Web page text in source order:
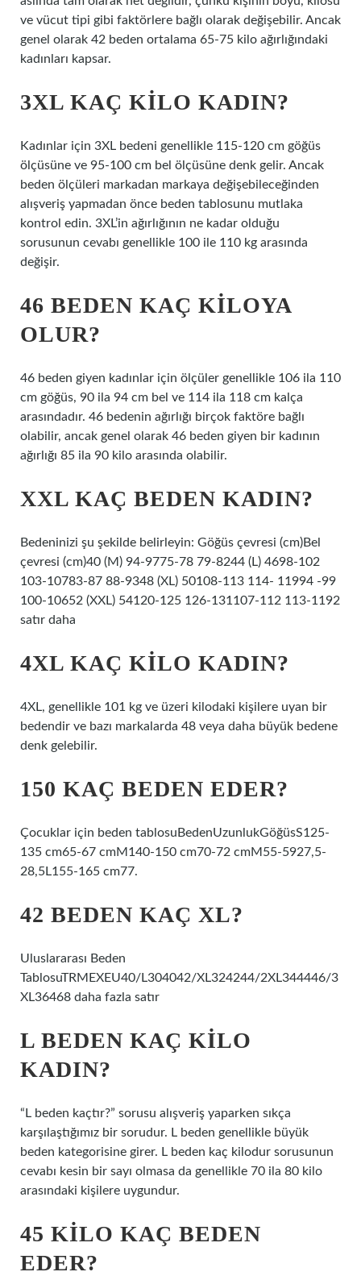
ve vücut tipi gibi faktörlere bağlı olarak değişebilir. Ancak
genel olarak 42 beden ortalama 65-75 kilo ağırlığındaki
kadınları kapsar.
3XL KAÇ KILO KADIN?
Kadınlar için 3XL bedeni genellikle 115-120 cm göğüs
ölçüsüne ve 95-100 cm bel ölçüsüne denk gelir. Ancak
beden ölçüleri markadan markaya değişebileceğinden
alışveriş yapmadan önce beden tablosunu mutlaka
kontrol edin. 3XL’in ağırlığının ne kadar olduğu
sorusunun cevabı genellikle 100 ile 110 kg arasında
değişir.
46 BEDEN KAÇ KILOYA
OLUR?
46 beden giyen kadınlar için ölçüler genellikle 106 ila 110
cm göğüs, 90 ila 94 cm bel ve 114 ila 118 cm kalça
arasındadır. 46 bedenin ağırlığı birçok faktöre bağlı
olabilir, ancak genel olarak 46 beden giyen bir kadının
ağırlığı 85 ila 90 kilo arasında olabilir.
XXL KAÇ BEDEN KADIN?
Bedeninizi şu şekilde belirleyin: Göğüs çevresi (cm)Bel
çevresi (cm)40 (M) 94-9775-78 79-8244 (L) 4698-102
103-10783-87 88-9348 (XL) 50108-113 114- 11994 -99
100-10652 (XXL) 54120-125 126-131107-112 113-1192
satır daha
4XL KAÇ KILO KADIN?
4XL, genellikle 101 kg ve üzeri kilodaki kişilere uyan bir
bedendir ve bazı markalarda 48 veya daha büyük bedene
denk gelebilir.
150 KAÇ BEDEN EDER?
Çocuklar için beden tablosuBedenUzunlukGöğüsS125-
135 cm65-67 cmM140-150 cm70-72 cmM55-5927,5-
28,5L155-165 cm77.
42 BEDEN KAÇ XL?
Uluslararası Beden
TablosuTRMEXEU40/L304042/XL324244/2XL344446/3
XL36468 daha fazla satır
L BEDEN KAÇ KILO
KADIN?
“L beden kaçtır?” sorusu alışveriş yaparken sıkça
karşılaştığımız bir sorudur. L beden genellikle büyük
beden kategorisine girer. L beden kaç kilodur sorusunun
cevabı kesin bir sayı olmasa da genellikle 70 ila 80 kilo
arasındaki kişilere uygundur.
45 KILO KAÇ BEDEN
EDER?